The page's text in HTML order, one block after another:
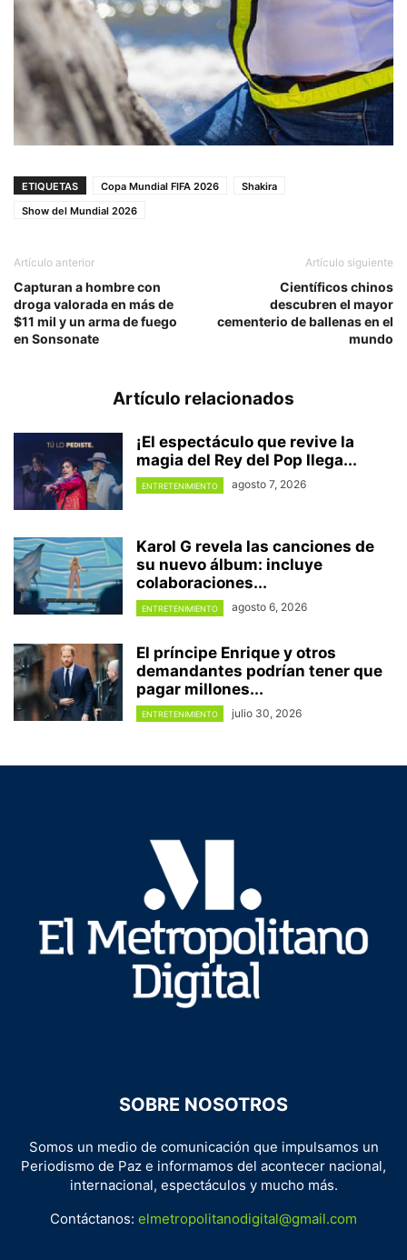
ETIQUETAS Copa Mundial FIFA 2026
Shakira
Show del Mundial 2026
Artículo anterior
Capturan a hombre con
droga valorada en más de
$11 mil y un arma de fuego
en Sonsonate
Artículo siguiente
Científicos chinos
descubren el mayor
cementerio de ballenas en el
mundo
Artículo relacionados
¡El espectáculo que revive la
magia del Rey del Pop llega...
ENTRETENIMIENTO agosto 7, 2026
Karol G revela las canciones de
su nuevo álbum: incluye
colaboraciones...
ENTRETENIMIENTO agosto 6, 2026
El príncipe Enrique y otros
demandantes podrían tener que
pagar millones...
ENTRETENIMIENTO julio 30, 2026
SOBRE NOSOTROS
Somos un medio de comunicación que impulsamos un
Periodismo de Paz e informamos del acontecer nacional,
internacional, espectáculos y mucho más.
Contáctanos: elmetropolitanodigital@gmail.com